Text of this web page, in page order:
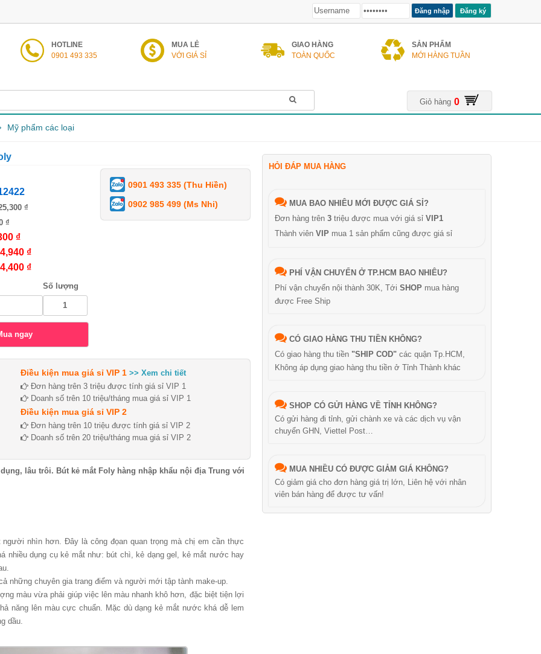
Đăng ký
HOTLINE
0901 493 335
MUA LẺ
VỚI GIÁ SỈ
GIAO HÀNG
TOÀN QUỐC
SẢN PHẨM
MỚI HÀNG TUẦN
Giỏ hàng 0
Mỹ phẩm các loại
₫
₫
₫
₫
₫
Số lượng
0901 493 335 (Thu Hiền)
0902 985 499 (Ms Nhi)
Điều kiện mua giá sỉ VIP 1 >> Xem chi tiết
Đơn hàng trên 3 triệu được tính giá sỉ VIP 1
Doanh số trên 10 triệu/tháng mua giá sỉ VIP 1
Điều kiện mua giá sỉ VIP 2
Đơn hàng trên 10 triệu được tính giá sỉ VIP 2
Doanh số trên 20 triệu/tháng mua giá sỉ VIP 2
lâu trôi. Bút kẻ mắt Foly hàng nhập khẩu nội địa Trung với
nhìn hơn. Đây là công đọan quan trọng mà chị em cần thực
nhiều dụng cụ kẻ mắt như: bút chì, kẻ dạng gel, kẻ mắt nước hay
những chuyên gia trang điểm và người mới tập tành make-up.
màu vừa phải giúp việc lên màu nhanh khô hơn, đặc biệt tiện lợi
năng lên màu cực chuẩn. Mặc dù dạng kẻ mắt nước khá dễ lem
dầu.
HỎI ĐÁP MUA HÀNG
MUA BAO NHIÊU MỚI ĐƯỢC GIÁ SỈ?
Đơn hàng trên 3 triệu được mua với giá sỉ VIP1
Thành viên VIP mua 1 sản phẩm cũng được giá sỉ
PHÍ VẬN CHUYỂN Ở TP.HCM BAO NHIÊU?
Phí vận chuyển nội thành 30K, Tới SHOP mua hàng
được Free Ship
CÓ GIAO HÀNG THU TIỀN KHÔNG?
Có giao hàng thu tiền "SHIP COD" các quận Tp.HCM,
Không áp dụng giao hàng thu tiền ở Tỉnh Thành khác
SHOP CÓ GỬI HÀNG VỀ TỈNH KHÔNG?
Có gửi hàng đi tỉnh, gửi chành xe và các dịch vụ vận
chuyển GHN, Viettel Post…
MUA NHIỀU CÓ ĐƯỢC GIẢM GIÁ KHÔNG?
Có giảm giá cho đơn hàng giá trị lớn, Liên hệ với nhân
viên bán hàng để được tư vấn!